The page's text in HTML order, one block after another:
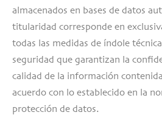
almacenados en bases de datos
titularidad corresponde en
todas las medidas de índole
seguridad que garantizan la
calidad de la información
acuerdo con lo establecido en la
protección de datos.